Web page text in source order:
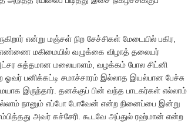
என்று மஞ்சள் நிற சேச்சிகள் மேடையில் பகிர,
மகிமையில் வழுக்கை விழாத் தலையர்
சுத்தமான மலையாளம், வழக்கம் போல சிட்னி
பனிக்கட்டி சமாச்சாரம் இல்லாத இயல்பான பேச்சு
இருந்தார். தனக்குப் பின் வந்த பாடகர்கள் எல்லாம்
நானும் எப்போ போவேன் என்ற நினைப்பை இன்று
அவர் கச்சேரி. கூடவே அப்துல் ரஹ்மான் என்ற